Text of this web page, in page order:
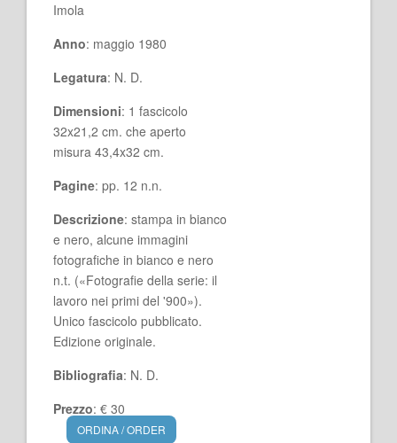
Imola
Anno: maggio 1980
Legatura: N. D.
Dimensioni: 1 fascicolo
32x21,2 cm. che aperto
misura 43,4x32 cm.
Pagine: pp. 12 n.n.
Descrizione: stampa in bianco
e nero, alcune immagini
fotografiche in bianco e nero
n.t. («Fotografie della serie: il
lavoro nei primi del '900»).
Unico fascicolo pubblicato.
Edizione originale.
Bibliografia: N. D.
Prezzo: € 30
ORDINA / ORDER